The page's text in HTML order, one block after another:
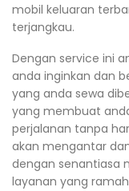
mobil keluaran
terjangkau.
Dengan service ini
anda inginkan dan
yang anda sewa
yang membuat
perjalanan tanpa
akan mengantar
dengan senantiasa
layanan yang